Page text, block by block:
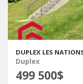
DUPLEX LES
Duplex
499 500$